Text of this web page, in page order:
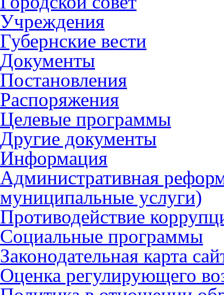
Учреждения
Губернские вести
Документы
Постановления
Распоряжения
Целевые программы
Другие документы
Информация
Административная
муниципальные услуги)
Противодействие
Социальные программы
Законодательная карта
Оценка регулирующего